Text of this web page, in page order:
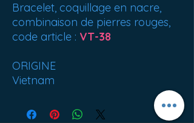
Bracelet, coquillage en nacre,
combinaison de pierres rouges,
code article : VT-38
ORIGINE
Vietnam